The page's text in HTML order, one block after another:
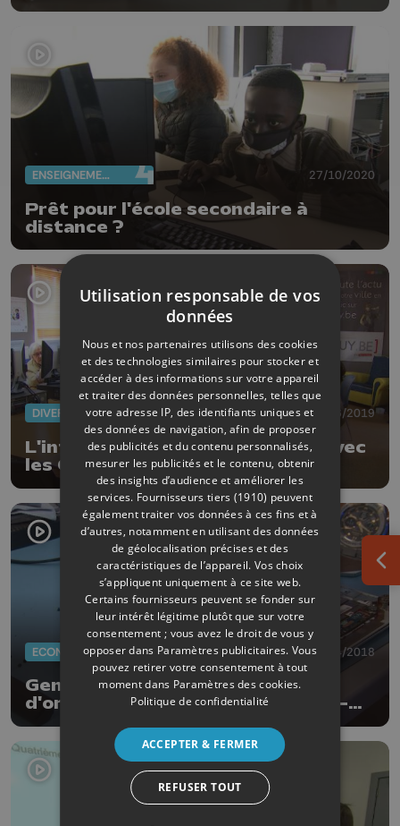
ENSEIGNEMENT 27/10/2020
Prêt pour l'école secondaire à
distance ?
DIVERS 13/06/2019
L'informatique à portée de clic avec
les Cyberdédés!
ECONOMIE 27/04/2018
Genius Cycle, la collecte
d'ordinateurs défectueux ou non-
Utilisation responsable de vos
données
Nous et nos partenaires utilisons des cookies
et des technologies similaires pour stocker et
accéder à des informations sur votre appareil
et traiter des données personnelles, telles que
votre adresse IP, des identifiants uniques et
des données de navigation, afin de proposer
des publicités et du contenu personnalisés,
mesurer les publicités et le contenu, obtenir
des insights d’audience et améliorer les
services. Fournisseurs tiers (1910) peuvent
également traiter vos données à ces fins et à
d’autres, notamment en utilisant des données
de géolocalisation précises et des
caractéristiques de l’appareil. Vos choix
s’appliquent uniquement à ce site web.
Certains fournisseurs peuvent se fonder sur
leur intérêt légitime plutôt que sur votre
consentement ; vous avez le droit de vous y
opposer dans Paramètres publicitaires. Vous
pouvez retirer votre consentement à tout
moment dans Paramètres des cookies.
Politique de confidentialité
ACCEPTER & FERMER
REFUSER TOUT